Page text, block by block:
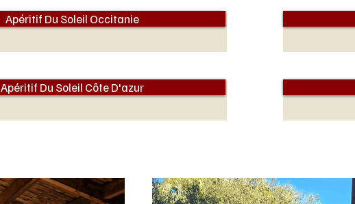
Apéritif Du Soleil Occitanie
Apéritif Du Soleil Côte D'azur